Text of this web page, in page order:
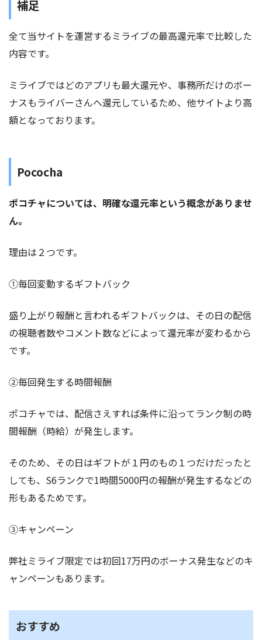
補足
全て当サイトを運営するミライブの最高還元率で比較した
内容です。
ミライブではどのアプリも最大還元や、事務所だけのボー
ナスもライバーさんへ還元しているため、他サイトより高
額となっております。
Pococha
ポコチャについては、明確な還元率という概念がありませ
ん。
理由は２つです。
①毎回変動するギフトバック
盛り上がり報酬と言われるギフトバックは、その日の配信
の視聴者数やコメント数などによって還元率が変わるから
です。
②毎回発生する時間報酬
ポコチャでは、配信さえすれば条件に沿ってランク制の時
間報酬（時給）が発生します。
そのため、その日はギフトが１円のもの１つだけだったと
しても、S6ランクで1時間5000円の報酬が発生するなどの
形もあるためです。
③キャンペーン
弊社ミライブ限定では初回17万円のボーナス発生などのキ
ャンペーンもあります。
おすすめ